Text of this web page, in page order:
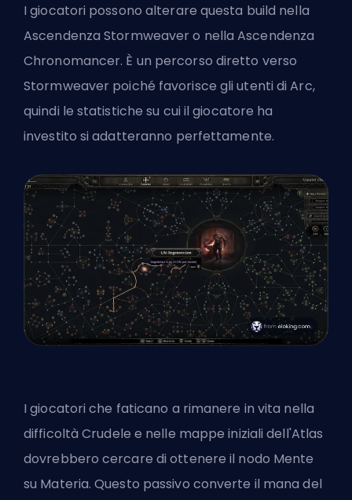
I giocatori possono alterare questa build nella
Ascendenza Stormweaver o nella Ascendenza
Chronomancer. È un percorso diretto verso
Stormweaver poiché favorisce gli utenti di Arc,
quindi le statistiche su cui il giocatore ha
investito si adatteranno perfettamente.
I giocatori che faticano a rimanere in vita nella
difficoltà Crudele e nelle mappe iniziali dell'Atlas
dovrebbero cercare di ottenere il nodo Mente
su Materia. Questo passivo converte il mana del